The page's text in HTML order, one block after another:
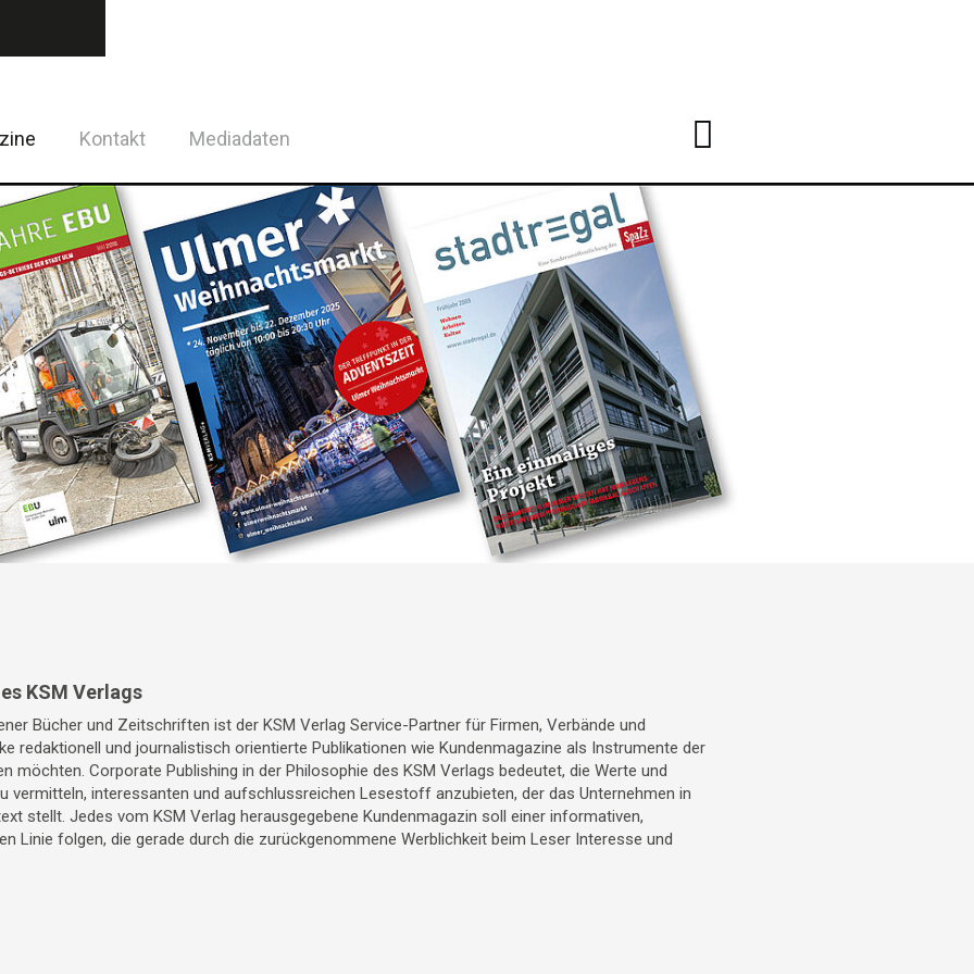
Kontakt Mediadaten
KSM Verlags
Bücher und Zeitschriften ist der KSM Verlag Service-Partner für Firmen, Verbände und
redaktionell und journalistisch orientierte Publikationen wie Kundenmagazine als Instrumente der
möchten. Corporate Publishing in der Philosophie des KSM Verlags bedeutet, die Werte und
vermitteln, interessanten und aufschlussreichen Lesestoff anzubieten, der das Unternehmen in
stellt. Jedes vom KSM Verlag herausgegebene Kundenmagazin soll einer informativen,
Linie folgen, die gerade durch die zurückgenommene Werblichkeit beim Leser Interesse und